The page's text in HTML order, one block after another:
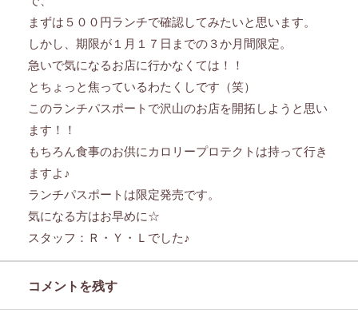
まずは５００円ランチで確認してみたいと思います。
しかし、期限が１月１７日までの３か月間限定。
急いで気になるお店に行かなくては！！
とちょっと焦っているわたくしです（笑）
このランチパスポートで沢山のお店を開拓しようと思い
ます！！
もちろん食事のお供にカロリープロテクトは持って行き
ますよ♪
ランチパスポートは限定発売です。
気になる方はお早めに☆
スタッフ：Ｒ・Ｙ・Ｌでした♪
コメントを残す